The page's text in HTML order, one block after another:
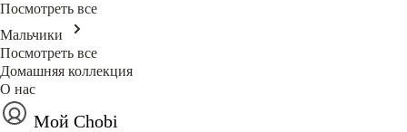
Посмотреть все
Мальчики
Посмотреть все
Домашняя коллекция
О нас
Мой Chobi